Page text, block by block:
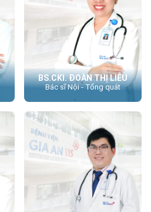
BS.CKI. ĐOÀN THỊ LIỄU
Bác sĩ Nội - Tổng quát